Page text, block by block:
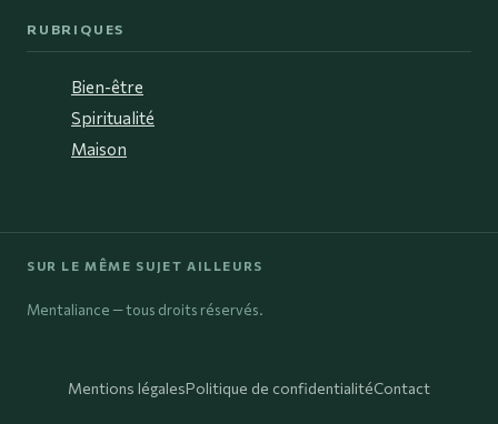
RUBRIQUES
Bien-être
Spiritualité
Maison
SUR LE MÊME SUJET AILLEURS
Mentaliance — tous droits réservés.
Mentions légalesPolitique de confidentialitéContact